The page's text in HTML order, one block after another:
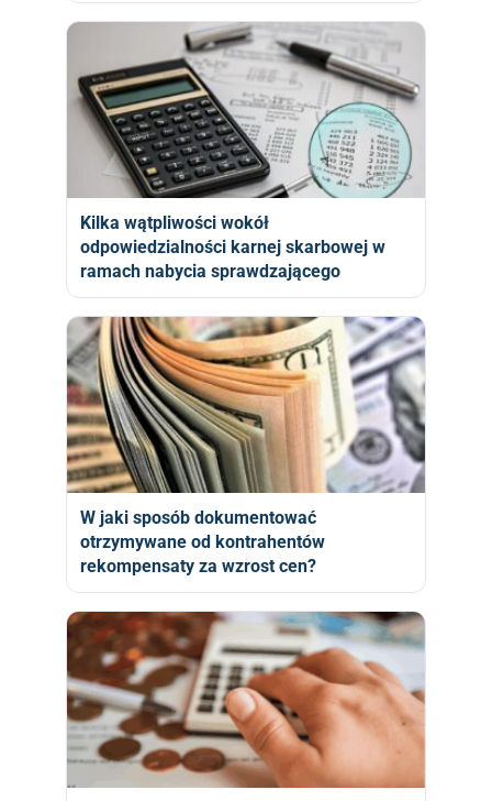
Kilka wątpliwości wokół
odpowiedzialności karnej skarbowej w
ramach nabycia sprawdzającego
W jaki sposób dokumentować
otrzymywane od kontrahentów
rekompensaty za wzrost cen?